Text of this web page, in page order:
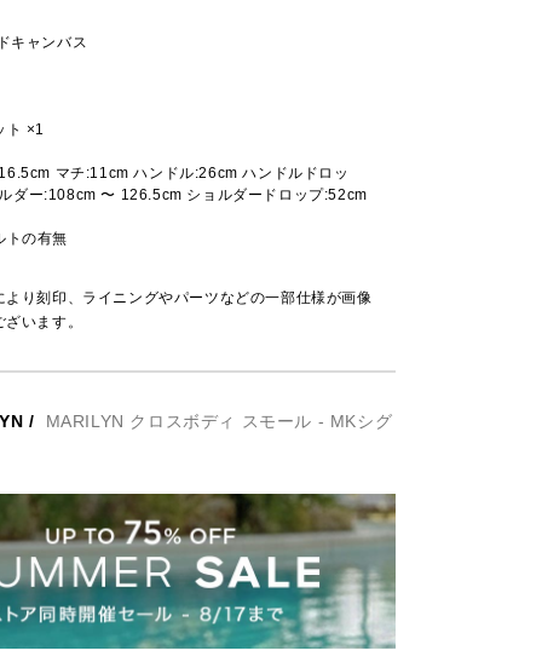
キャンバス
ト ×1
マチ:11cm ハンドル:26cm ハンドルドロッ
ダー:108cm 〜 126.5cm ショルダードロップ:52cm
トの有無
り刻印、ライニングやパーツなどの一部仕様が画像
います。
/
MARILYN クロスボディ スモール - MKシグ